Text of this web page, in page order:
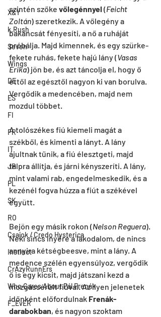
X&Y
k.Rush
Seven
Wings
DE
ES
FI
FR
IT
JP
PL
SK
RO
Csajok / Credo Hysterica
Instinct
CrAzyRunnErs
Who Cares About Pál Frenák
F_EvER
szintén szőke vőlegénnyel (Feicht
Zoltán) szeretkezik. A vőlegény a
bakancsát fényesíti, a nő a ruháját
próbálja. Majd kimennek, és egy szürke-
fekete ruhás, fekete hajú lány (Vasas
Erika) jön be, és azt táncolja el, hogy ő
ettől az egésztől nagyon ki van borulva.
Vergődik a medencében, majd nem
mozdul többet.
A tolószékes fiú kiemeli magát a
székből, és kimenti a lányt. A lány
ájultnak tűnik, a fiú élesztgeti, majd
talpra állítja, és járni kényszeríti. A lány,
mint valami rab, engedelmeskedik, és a
kezénél fogva húzza a fiút a székével
együtt.
Bejön egy másik rokon (Nelson Reguera).
Neki sincs ínyére a lakodalom, de nincs
annyira kétségbeesve, mint a lány. A
medence szélén egyensúlyoz, vergődik
ő is egy kicsit, majd játszani kezd a
mozgássérült fiúval. Az ilyen jelenetek
időnként előfordulnak Frenák-
darabokban, és nagyon szoktam